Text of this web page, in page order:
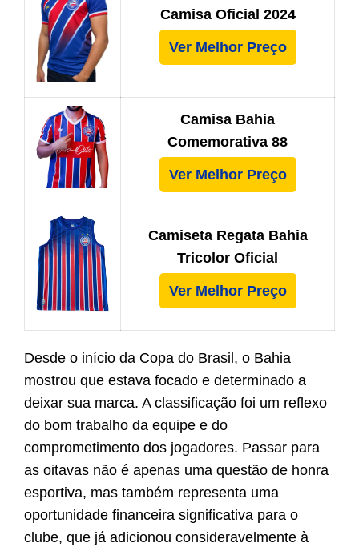
Camisa Oficial 2024
Ver Melhor Preço
Camisa Bahia
Comemorativa 88
Ver Melhor Preço
Camiseta Regata Bahia
Tricolor Oficial
Ver Melhor Preço
Desde o início da Copa do Brasil, o Bahia
mostrou que estava focado e determinado a
deixar sua marca. A classificação foi um reflexo
do bom trabalho da equipe e do
comprometimento dos jogadores. Passar para
as oitavas não é apenas uma questão de honra
esportiva, mas também representa uma
oportunidade financeira significativa para o
clube, que já adicionou consideravelmente à